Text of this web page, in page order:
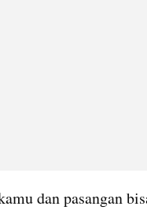
dan pasangan